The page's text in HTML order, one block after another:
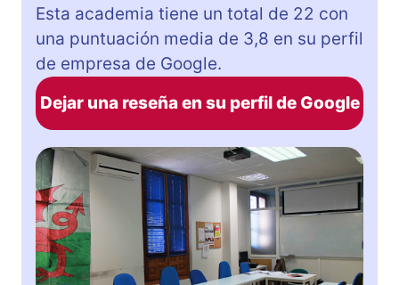
Esta academia tiene un total de 22 con
una puntuación media de 3,8 en su perfil
de empresa de Google.
Dejar una reseña en su perfil de Google